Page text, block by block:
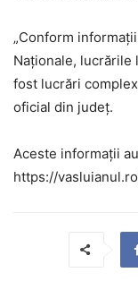
„Conform
Naționale, lucrările
fost lucrări
oficial din județ.
Aceste informații
https://